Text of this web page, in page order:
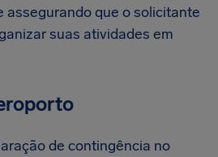
assegurando que o solicitante
suas atividades em
de contingência no